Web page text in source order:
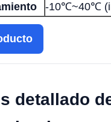
-10℃~40℃
detallado